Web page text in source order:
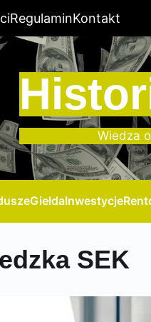
RegulaminKontakt
Wiedza
GiełdaInwestycje
SEK